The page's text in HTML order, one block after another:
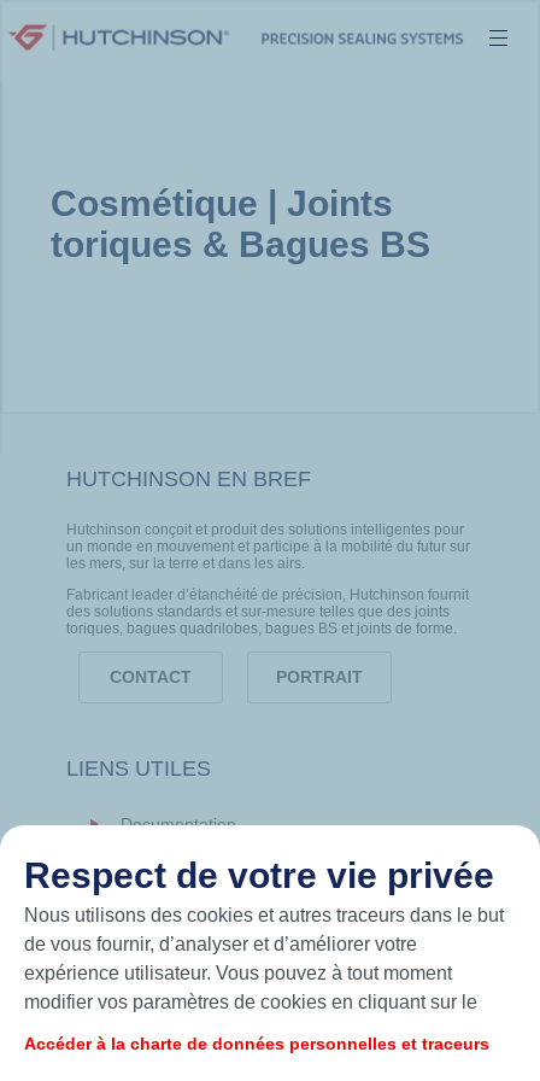
au
Cosmétique | Joints
toriques & Bagues BS
HUTCHINSON EN BREF
Hutchinson conçoit et produit des solutions intelligentes pour
un monde en mouvement et participe à la mobilité du futur sur
les mers, sur la terre et dans les airs.
Fabricant leader d’étanchéité de précision, Hutchinson fournit
des solutions standards et sur-mesure telles que des joints
toriques, bagues quadrilobes, bagues BS et joints de forme.
CONTACT PORTRAIT
LIENS UTILES
Documentation
Hutchinson.com
Respect de votre vie privée
Nous utilisons des cookies et autres traceurs dans le but
de vous fournir, d’analyser et d’améliorer votre
expérience utilisateur. Vous pouvez à tout moment
modifier vos paramètres de cookies en cliquant sur le
« J’accepte », vous acceptez le dépôt de l’ensemble des
Accéder à la charte de données personnelles et traceurs